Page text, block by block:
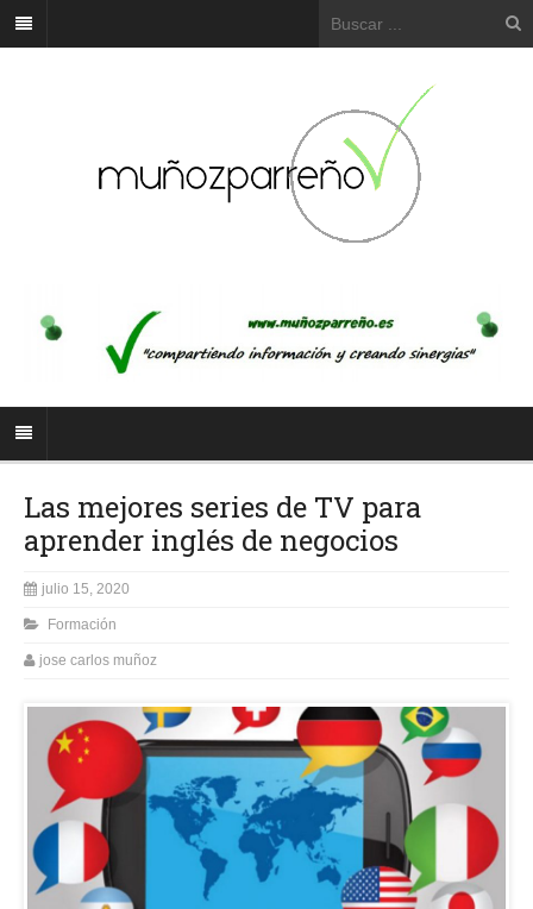
Las mejores series de TV para
aprender inglés de negocios
julio 15, 2020
Formación
jose carlos muñoz